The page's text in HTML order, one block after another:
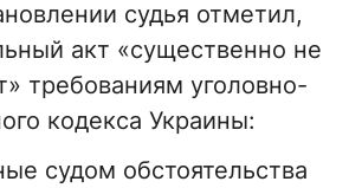
судья отметил,
акт «существенно не
требованиям уголовно-
кодекса Украины:
судом обстоятельства